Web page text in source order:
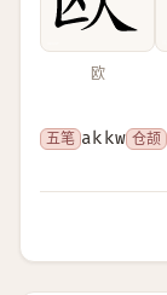
欧
五笔 akkw 仓颉